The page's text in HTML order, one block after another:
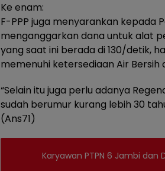
Ke enam:
F-PPP juga menyarankan kepada
menganggarkan dana untuk alat
yang saat ini berada di 130/detik,
memenuhi ketersediaan Air
“Selain itu juga perlu adanya
sudah berumur kurang lebih 30
(Ans71)
Karyawan PTPN 6 Jambi dan